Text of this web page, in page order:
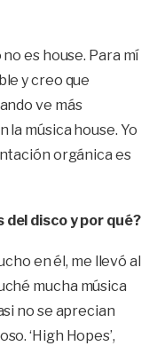
es house. Para mí
y creo que
ve más
música house. Yo
orgánica es
disco y por qué?
en él, me llevó al
mucha música
no se aprecian
‘High Hopes’,